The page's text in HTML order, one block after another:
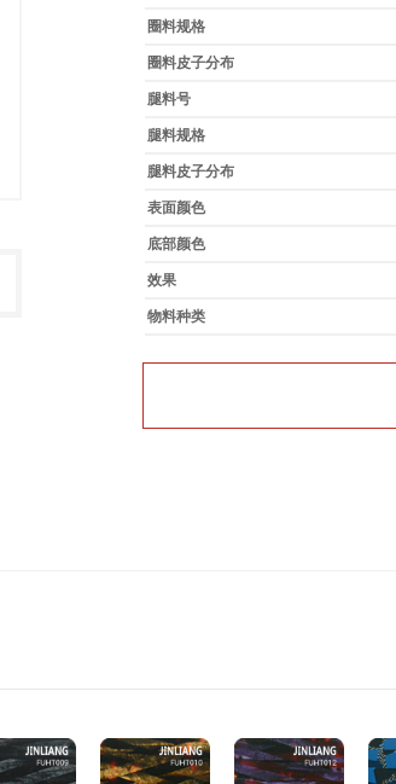
圈料规格
圈料皮子分布
腿料号
腿料规格
腿料皮子分布
表面颜色
底部颜色
效果
物料种类